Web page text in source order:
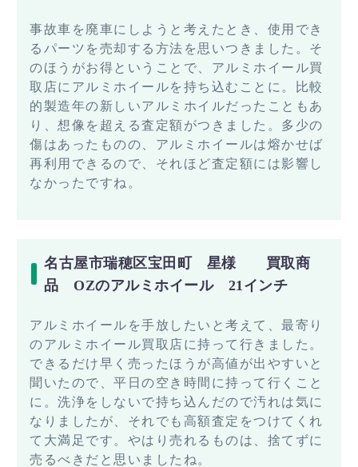
事故車を廃車にしようと考えたとき、使用でき
るパーツを売却する方法を思いつきました。そ
のほうがお得ということで、アルミホイール買
取店にアルミホイールを持ち込むことに。比較
的製造年の新しいアルミホイルだったこともあ
り、想像を超える査定額がつきました。多少の
傷はあったものの、アルミホイールは熔かせば
再利用できるので、それほど査定額には影響し
なかったですね。
名古屋市瑞穂区宝田町 星様 買取商
品 OZのアルミホイール 21インチ
アルミホイールを手放したいと考えて、最寄り
のアルミホイール買取店に持って行きました。
できるだけ早く売ったほうが高値が出やすいと
聞いたので、平日の空き時間に持って行くこと
に。洗浄をしないで持ち込んだので汚れは気に
なりましたが、それでも高額査定をつけてくれ
て大満足です。やはり売れるものは、捨てずに
売るべきだと思いましたね。